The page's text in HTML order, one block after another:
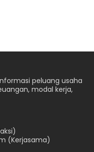
peluang usaha
modal kerja,
(Kerjasama)